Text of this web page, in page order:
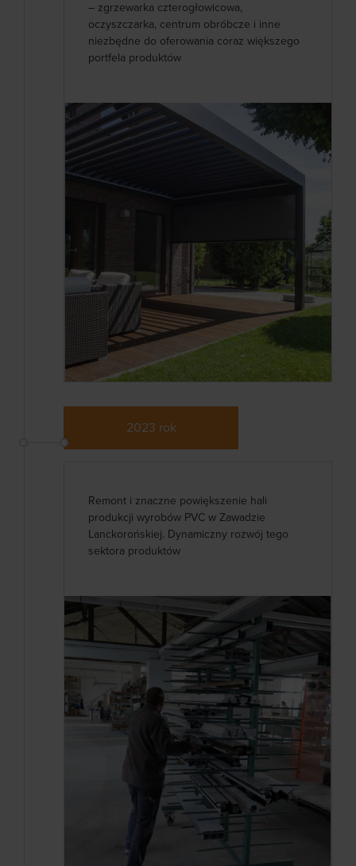
– zgrzewarka czterogłowicowa,
oczyszczarka, centrum obróbcze i inne
niezbędne do oferowania coraz większego
portfela produktów
Remont i znaczne powiększenie hali
produkcji wyrobów PVC w Zawadzie
Lanckorońskiej. Dynamiczny rozwój tego
sektora produktów
2023 rok